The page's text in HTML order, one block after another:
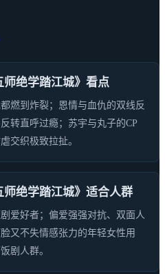
师绝学踏江城》看点
燃到炸裂；恩情与血仇的双线反
转直呼过瘾；苏宇与丸子的CP
交织极致拉扯。
师绝学踏江城》适合人群
爱好者；偏爱强强对抗、双面人
又不失情感张力的年轻女性用
剧人群。